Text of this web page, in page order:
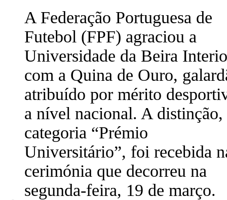
A Federação Portuguesa de
Futebol (FPF) agraciou a
Universidade da Beira
com a Quina de Ouro,
atribuído por mérito
a nível nacional. A distinção,
categoria “Prémio
Universitário”, foi recebida
cerimónia que decorreu na
segunda-feira, 19 de março.